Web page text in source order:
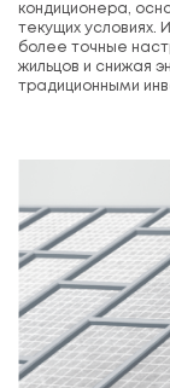
кондиционера,
текущих условиях.
более точные
жильцов и снижая
традиционными